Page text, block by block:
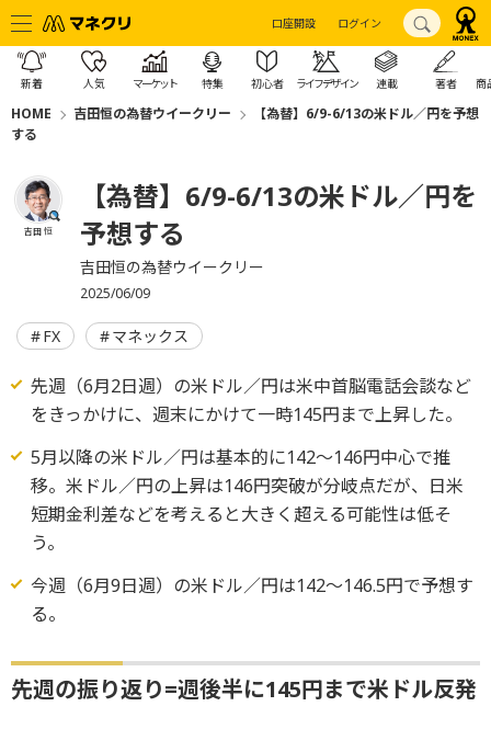
口座開設 ログイン
新着 人気 マーケット 特集 初心者 ライフデザイン 連載 著者 商
HOME 吉田恒の為替ウイークリー
【為替】6/9-6/13の米ドル／円を予想
する
吉田 恒
【為替】6/9-6/13の米ドル／円を
予想する
吉田恒の為替ウイークリー
2025/06/09
FX マネックス
先週（6月2日週）の米ドル／円は米中首脳電話会談など
をきっかけに、週末にかけて一時145円まで上昇した。
5月以降の米ドル／円は基本的に142～146円中心で推
移。米ドル／円の上昇は146円突破が分岐点だが、日米
短期金利差などを考えると大きく超える可能性は低そ
う。
今週（6月9日週）の米ドル／円は142～146.5円で予想す
る。
先週の振り返り=週後半に145円まで米ドル反発